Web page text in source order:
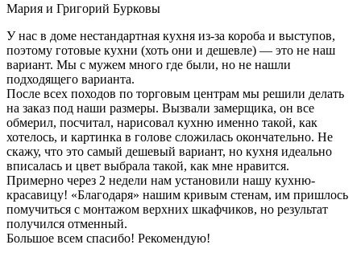
Мария и Григорий Бурковы
У нас в доме нестандартная кухня из-за короба и выступов,
поэтому готовые кухни (хоть они и дешевле) — это не наш
вариант. Мы с мужем много где были, но не нашли
подходящего варианта.
После всех походов по торговым центрам мы решили делать
на заказ под наши размеры. Вызвали замерщика, он все
обмерил, посчитал, нарисовал кухню именно такой, как
хотелось, и картинка в голове сложилась окончательно. Не
скажу, что это самый дешевый вариант, но кухня идеально
вписалась и цвет выбрала такой, как мне нравится.
Примерно через 2 недели нам установили нашу кухню-
красавицу! «Благодаря» нашим кривым стенам, им пришлось
помучиться с монтажом верхних шкафчиков, но результат
получился отменный.
Большое всем спасибо! Рекомендую!